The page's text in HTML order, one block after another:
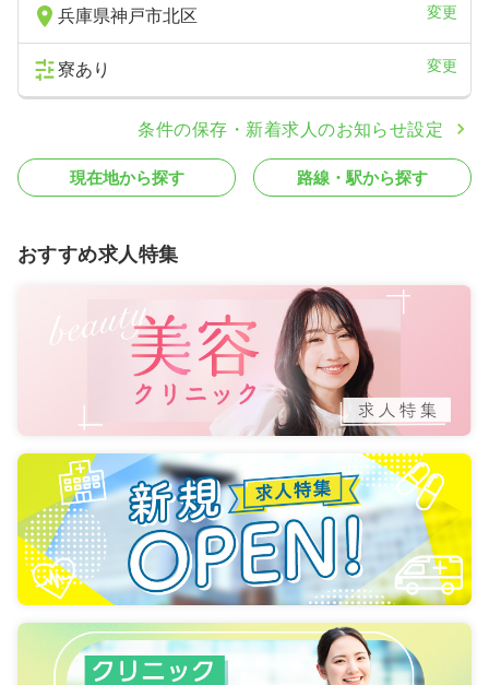
兵庫県神戸市北区 変更
寮あり 変更
条件の保存・新着求人のお知らせ設定
現在地から探す 路線・駅から探す
おすすめ求人特集